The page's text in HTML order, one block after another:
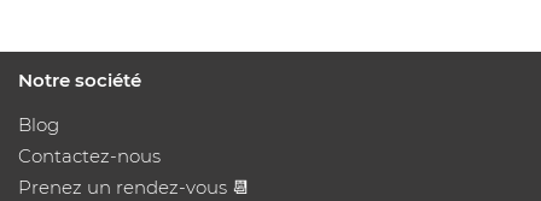
Notre société
Blog
Contactez-nous
Prenez un rendez-vous 📆